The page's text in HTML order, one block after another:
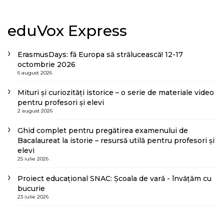
eduVox Express
ErasmusDays: fă Europa să strălucească! 12-17
octombrie 2026
6 august 2026
Mituri și curiozități istorice – o serie de materiale video
pentru profesori și elevi
2 august 2026
Ghid complet pentru pregătirea examenului de
Bacalaureat la istorie – resursă utilă pentru profesori și
elevi
25 iulie 2026
Proiect educațional SNAC: Școala de vară - învățăm cu
bucurie
23 iulie 2026